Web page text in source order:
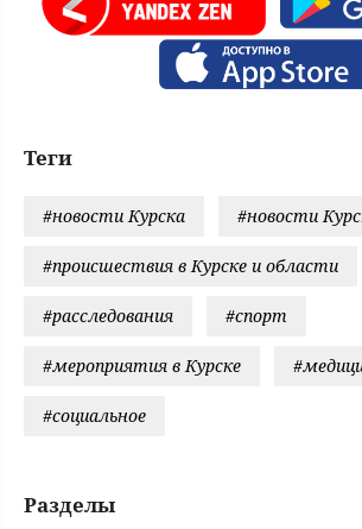
Теги
#новости Курска #новости
#происшествия в Курске и области
#расследования #спорт
#мероприятия в Курске
#социальное
Разделы